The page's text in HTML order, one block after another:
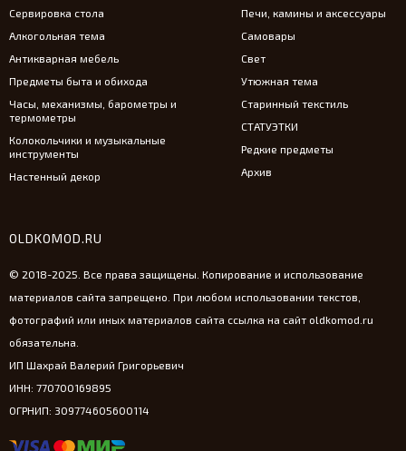
Сервировка стола
Алкогольная тема
Антикварная мебель
Предметы быта и обихода
Часы, механизмы, барометры и
термометры
Колокольчики и музыкальные
инструменты
Настенный декор
Печи, камины и аксессуары
Самовары
Свет
Утюжная тема
Старинный текстиль
СТАТУЭТКИ
Редкие предметы
Архив
OLDKOMOD.RU
© 2018-2025. Все права защищены. Копирование и использование
материалов сайта запрещено. При любом использовании текстов,
фотографий или иных материалов сайта ссылка на сайт oldkomod.ru
обязательна.
ИП Шахрай Валерий Григорьевич
ИНН: 770700169895
ОГРНИП: 309774605600114